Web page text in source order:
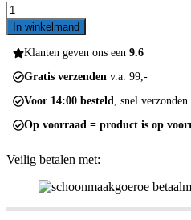
Kracht
theedoek
eland
grijs
In winkelmand
Klanten geven ons een 9.6
Gratis verzenden v.a. 99,-
Voor 14:00 besteld, snel verzonden
Op voorraad = product is op
Veilig betalen met: